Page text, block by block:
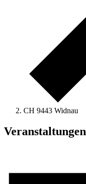
CH 9443 Widnau
Veranstaltungen